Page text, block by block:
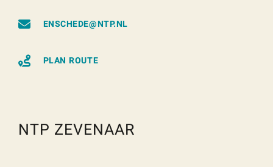
ENSCHEDE@NTP.NL
PLAN ROUTE
NTP ZEVENAAR